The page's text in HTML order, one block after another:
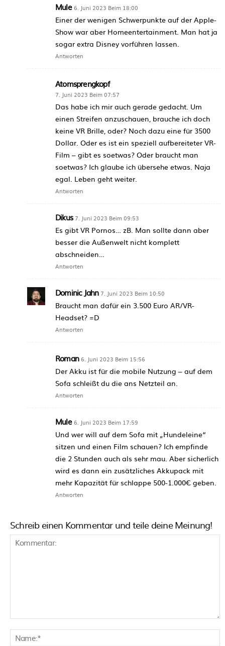
Mule 6. Juni 2023 Beim 18:00
Einer der wenigen Schwerpunkte auf der Apple-
Show war aber Homeentertainment. Man hat ja
sogar extra Disney vorführen lassen.
Antworten
Atomsprengkopf
7. Juni 2023 Beim 07:57
Das habe ich mir auch gerade gedacht. Um
einen Streifen anzuschauen, brauche ich doch
keine VR Brille, oder? Noch dazu eine für 3500
Dollar. Oder es ist ein speziell aufbereiteter VR-
Film – gibt es soetwas? Oder braucht man
soetwas? Ich glaube ich übersehe etwas. Naja
egal. Leben geht weiter.
Antworten
Dikus 7. Juni 2023 Beim 09:53
Es gibt VR Pornos… zB. Man sollte dann aber
besser die Außenwelt nicht komplett
abschneiden…
Antworten
Dominic Jahn 7. Juni 2023 Beim 10:50
Braucht man dafür ein 3.500 Euro AR/VR-
Headset? =D
Antworten
Roman 6. Juni 2023 Beim 15:56
Der Akku ist für die mobile Nutzung – auf dem
Sofa schleißt du die ans Netzteil an.
Antworten
Mule 6. Juni 2023 Beim 17:59
Und wer will auf dem Sofa mit „Hundeleine“
sitzen und einen Film schauen? Ich empfinde
die 2 Stunden auch als sehr mau. Aber sicherlich
wird es dann ein zusätzliches Akkupack mit
mehr Kapazität für schlappe 500-1.000€ geben.
Antworten
Schreib einen Kommentar und teile deine Meinung!